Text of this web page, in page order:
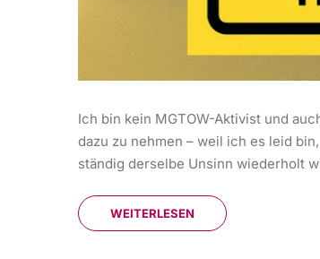
Ich bin kein MGTOW-Aktivist und
dazu zu nehmen – weil ich es leid
ständig derselbe Unsinn wiederholt
WEITERLESEN